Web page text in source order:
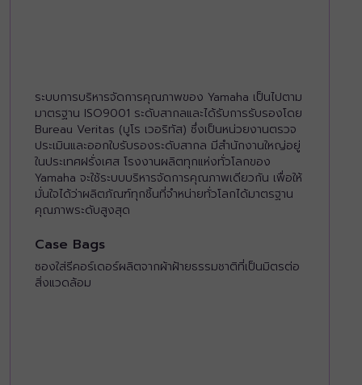
ระบบการบริหารจัดการคุณภาพของ Yamaha เป็นไปตาม
มาตรฐาน ISO9001 ระดับสากลและได้รับการรับรองโดย
Bureau Veritas (บูโร เวอริทัส) ซึ่งเป็นหน่วยงานตรวจ
ประเมินและออกใบรับรองระดับสากล มีสำนักงานใหญ่อยู่
ในประเทศฝรั่งเศส โรงงานผลิตทุกแห่งทั่วโลกของ
Yamaha จะใช้ระบบบริหารจัดการคุณภาพเดียวกัน เพื่อให้
มั่นใจได้ว่าผลิตภัณฑ์ทุกชิ้นที่จำหน่ายทั่วโลกได้มาตรฐาน
คุณภาพระดับสูงสุด
Case Bags
ซองใส่รีคอร์เดอร์ผลิตจากผ้าฝ้ายธรรมชาติที่เป็นมิตรต่อ
สิ่งแวดล้อม